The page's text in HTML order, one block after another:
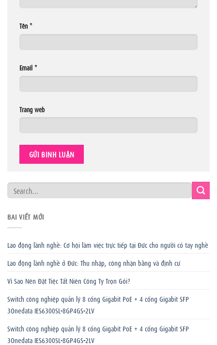
Tên *
Email *
Trang web
BÀI VIẾT MỚI
Lao động lành nghề: Cơ hội làm việc trực tiếp tại Đức cho người có tay nghề
Lao động lành nghề ở Đức: Thu nhập, công nhận bằng và định cư
Vì Sao Nên Đặt Tiệc Tất Niên Công Ty Trọn Gói?
Switch công nghiệp quản lý 8 cổng Gigabit PoE + 4 cổng Gigabit SFP
3Onedata IES6300SL-8GP4GS-2LV
Switch công nghiệp quản lý 8 cổng Gigabit PoE + 4 cổng Gigabit SFP
3Onedata IES6300SL-8GP4GS-2LV